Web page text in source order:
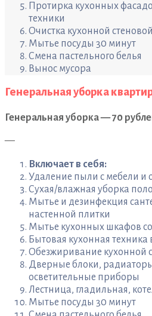
Протирка кухонных
техники
Очистка кухонной
Мытье посуды 30 минут
Смена пастельного белья
Вынос мусора
Генеральная уборка
Генеральная уборка — 70
—
Включает в себя:
Удаление пыли с мебели и
Сухая/влажная уборка
Мытье и дезинфекция
настенной плитки
Мытье кухонных шкафов со
Бытовая кухонная
Обезжиривание кухонной
Дверные блоки,
осветительные приборы
Лестница, гладильная,
Мытье посуды 30 минут